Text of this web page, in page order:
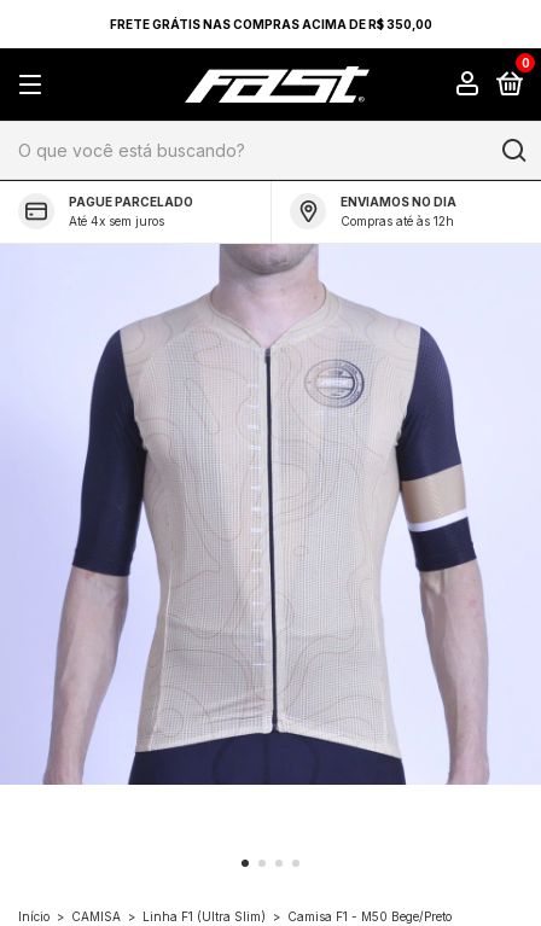
FRETE GRÁTIS NAS COMPRAS ACIMA DE R$ 350,00
0
PAGUE PARCELADO
Até 4x sem juros
ENVIAMOS NO DIA
Compras até às 12h
Início > CAMISA > Linha F1 (Ultra Slim) > Camisa F1 - M50 Bege/Preto